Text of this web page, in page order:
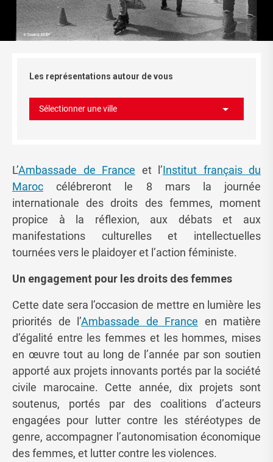
Les représentations autour de vous
Sélectionner une ville
L’Ambassade de France et l’Institut français du
Maroc célébreront le 8 mars la journée
internationale des droits des femmes, moment
propice à la réflexion, aux débats et aux
manifestations culturelles et intellectuelles
tournées vers le plaidoyer et l’action féministe.
Un engagement pour les droits des femmes
Cette date sera l’occasion de mettre en lumière les
priorités de l’Ambassade de France en matière
d’égalité entre les femmes et les hommes, mises
en œuvre tout au long de l’année par son soutien
apporté aux projets innovants portés par la société
civile marocaine. Cette année, dix projets sont
soutenus, portés par des coalitions d’acteurs
engagées pour lutter contre les stéréotypes de
genre, accompagner l’autonomisation économique
des femmes, et lutter contre les violences.